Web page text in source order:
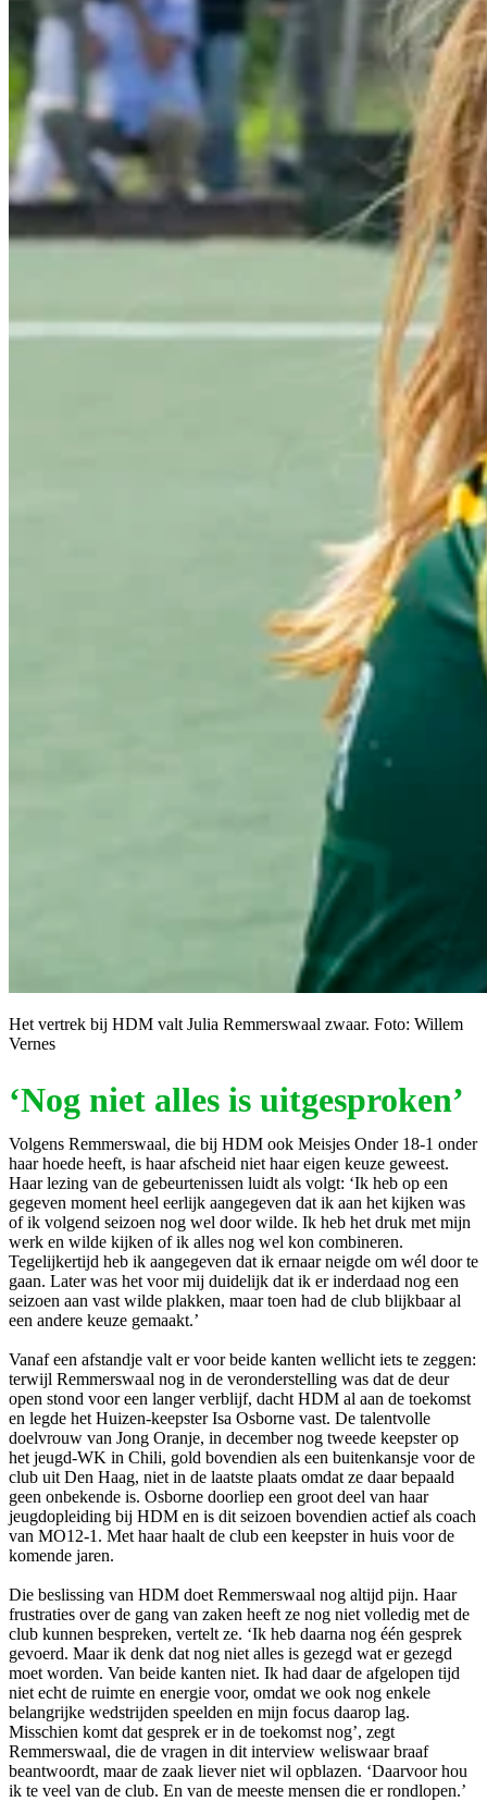
Het vertrek bij HDM valt Julia Remmerswaal zwaar. Foto: Willem
Vernes
‘Nog niet alles is uitgesproken’
Volgens Remmerswaal, die bij HDM ook Meisjes Onder 18-1 onder
haar hoede heeft, is haar afscheid niet haar eigen keuze geweest.
Haar lezing van de gebeurtenissen luidt als volgt: ‘Ik heb op een
gegeven moment heel eerlijk aangegeven dat ik aan het kijken was
of ik volgend seizoen nog wel door wilde. Ik heb het druk met mijn
werk en wilde kijken of ik alles nog wel kon combineren.
Tegelijkertijd heb ik aangegeven dat ik ernaar neigde om wél door te
gaan. Later was het voor mij duidelijk dat ik er inderdaad nog een
seizoen aan vast wilde plakken, maar toen had de club blijkbaar al
een andere keuze gemaakt.’
Vanaf een afstandje valt er voor beide kanten wellicht iets te zeggen:
terwijl Remmerswaal nog in de veronderstelling was dat de deur
open stond voor een langer verblijf, dacht HDM al aan de toekomst
en legde het Huizen-keepster Isa Osborne vast. De talentvolle
doelvrouw van Jong Oranje, in december nog tweede keepster op
het jeugd-WK in Chili, gold bovendien als een buitenkansje voor de
club uit Den Haag, niet in de laatste plaats omdat ze daar bepaald
geen onbekende is. Osborne doorliep een groot deel van haar
jeugdopleiding bij HDM en is dit seizoen bovendien actief als coach
van MO12-1. Met haar haalt de club een keepster in huis voor de
komende jaren.
Die beslissing van HDM doet Remmerswaal nog altijd pijn. Haar
frustraties over de gang van zaken heeft ze nog niet volledig met de
club kunnen bespreken, vertelt ze. ‘Ik heb daarna nog één gesprek
gevoerd. Maar ik denk dat nog niet alles is gezegd wat er gezegd
moet worden. Van beide kanten niet. Ik had daar de afgelopen tijd
niet echt de ruimte en energie voor, omdat we ook nog enkele
belangrijke wedstrijden speelden en mijn focus daarop lag.
Misschien komt dat gesprek er in de toekomst nog’, zegt
Remmerswaal, die de vragen in dit interview weliswaar braaf
beantwoordt, maar de zaak liever niet wil opblazen. ‘Daarvoor hou
ik te veel van de club. En van de meeste mensen die er rondlopen.’